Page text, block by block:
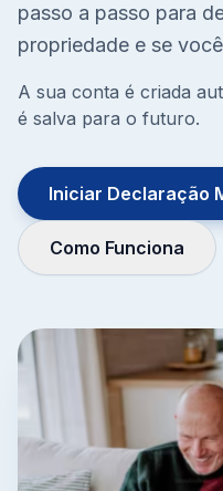
passo a passo para
propriedade e se
A sua conta é criada
é salva para o futuro.
Iniciar Declaração
Como Funciona